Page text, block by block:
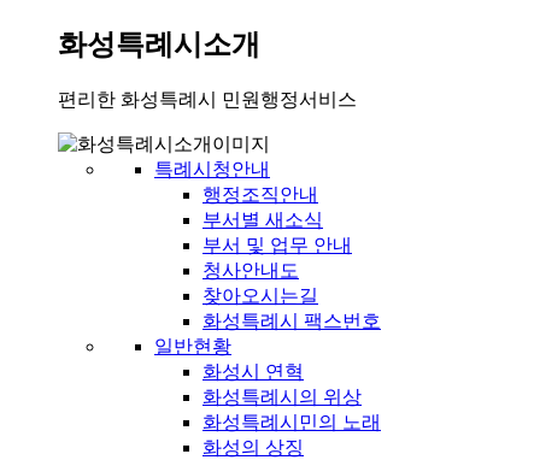
화성특례시소개
편리한 화성특례시 민원행정서비스
특례시청안내
행정조직안내
부서별 새소식
부서 및 업무 안내
청사안내도
찾아오시는길
화성특례시 팩스번호
일반현황
화성시 연혁
화성특례시의 위상
화성특례시민의 노래
화성의 상징